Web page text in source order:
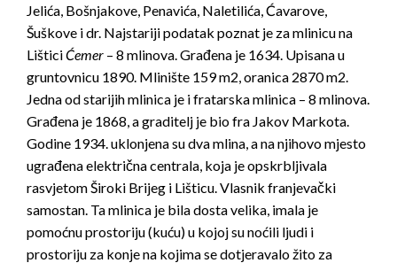
Jelića, Bošnjakove, Penavića, Naletilića, Ćavarove,
Šuškove i dr. Najstariji podatak poznat je za mlinicu na
LišticiĆemer – 8 mlinova. Građena je 1634. Upisana u
gruntovnicu 1890. Mlinište 159 m2, oranica 2870 m2.
Jedna od starijih mlinica je i fratarska mlinica – 8 mlinova.
Građena je 1868, a graditelj je bio fra Jakov Markota.
Godine 1934. uklonjena su dva mlina, a na njihovo mjesto
ugrađena električna centrala, koja je opskrbljivala
rasvjetom Široki Brijeg i Lišticu. Vlasnik franjevački
samostan. Ta mlinica je bila dosta velika, imala je
pomoćnu prostoriju (kuću) u kojoj su noćili ljudi i
prostoriju za konje na kojima se dotjeravalo žito za